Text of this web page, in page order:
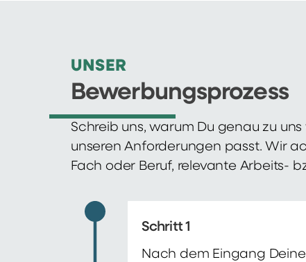
UNSER
Bewerbungsprozess
Schreib uns, warum Du genau zu
unseren Anforderungen passt. Wir
Fach oder Beruf, relevante Arbeits-
Schritt 1
Nach dem Eingang